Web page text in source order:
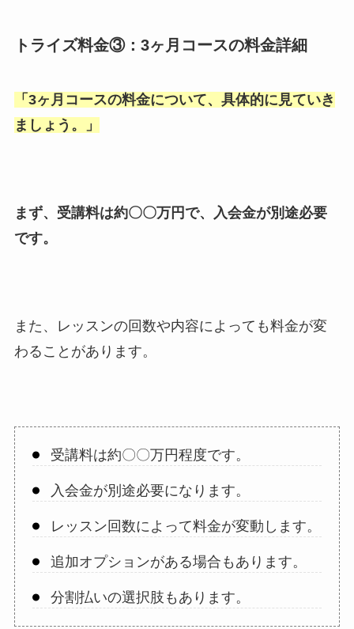
トライズ料金③：3ヶ月コースの料金詳細
「 3ヶ月コースの料金について、具体的に見ていき
ましょう。
」
まず、受講料は約〇〇万円で、入会金が別途必要
です。
また、レッスンの回数や内容によっても料金が変
わることがあります。
受講料は約〇〇万円程度です。
入会金が別途必要になります。
レッスン回数によって料金が変動します。
追加オプションがある場合もあります。
分割払いの選択肢もあります。